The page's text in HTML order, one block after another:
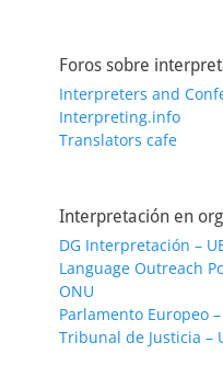
Foros sobre
Interpreters and
Interpreting.info
Translators cafe
Interpretación en
DG Interpretación –
Language Outreach
ONU
Parlamento Europeo
Tribunal de Justicia –